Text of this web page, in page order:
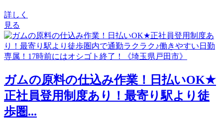
詳しく
見る
ガムの原料の仕込み作業！日払いOK★
正社員登用制度あり！最寄り駅より徒
歩圏...